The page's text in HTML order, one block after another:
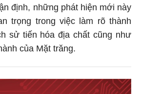
định, những phát hiện mới này
trọng trong việc làm rõ thành
sử tiến hóa địa chất cũng như
của Mặt trăng.